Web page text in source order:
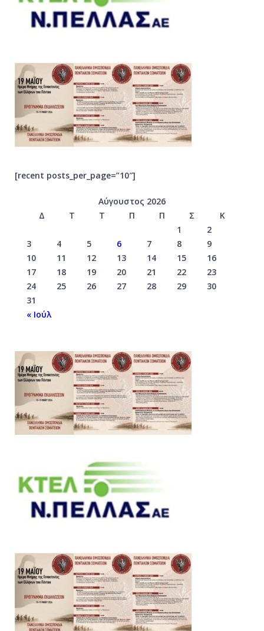
[recent posts_per_page=”10″]
Αύγουστος 2026
Δ
Τ Τ Π Π Σ
Κ
1
2
3
4 5 6 7 8
9
10
11 12 13 14 15
16
17
18 19 20 21 22
23
24
25 26 27 28 29
30
31
« Ιούλ